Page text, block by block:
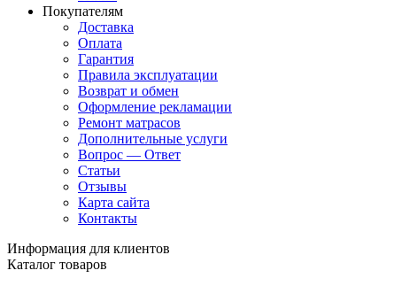
Покупателям
Доставка
Оплата
Гарантия
Правила эксплуатации
Возврат и обмен
Оформление рекламации
Ремонт матрасов
Дополнительные услуги
Вопрос — Ответ
Статьи
Отзывы
Карта сайта
Контакты
Информация для клиентов
Каталог товаров